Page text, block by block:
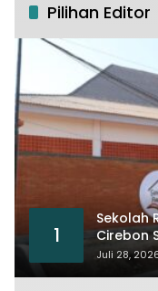
Pilihan Editor
1
Sekolah
Cirebon
House
Juli 28,